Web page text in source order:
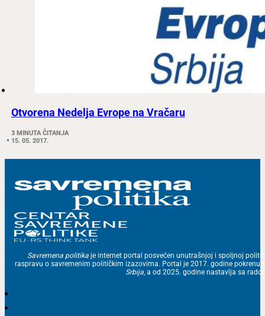
Otvorena Nedelja Evrope na Vračaru
3 MINUTA ČITANJA
15. 05. 2017.
Savremena politika je internet portal posvećen unutrašnjoj i spoljnoj
raspravu o savremenim političkim izazovima. Portal je 2017. godine
Srbija, a od 2025. godine nastavlja sa